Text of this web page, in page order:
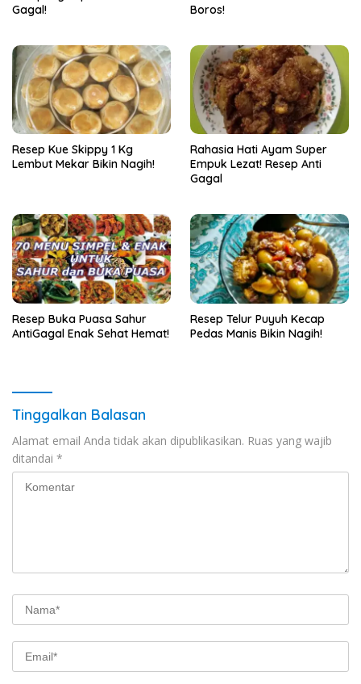
Gagal!
Boros!
Resep Kue Skippy 1 Kg
Lembut Mekar Bikin Nagih!
Rahasia Hati Ayam Super
Empuk Lezat! Resep Anti
Gagal
Resep Buka Puasa Sahur
AntiGagal Enak Sehat Hemat!
Resep Telur Puyuh Kecap
Pedas Manis Bikin Nagih!
Tinggalkan Balasan
Alamat email Anda tidak akan dipublikasikan. Ruas yang wajib
ditandai *